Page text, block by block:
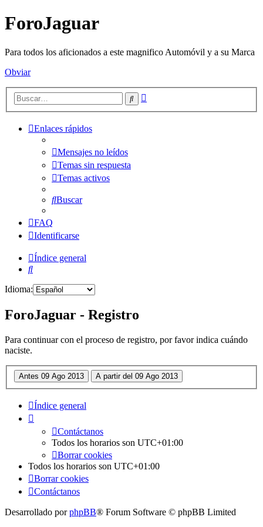
ForoJaguar
Para todos los aficionados a este magnifico Automóvil y a su Marca
Obviar
Buscar
Enlaces rápidos
Mensajes no leídos
Temas sin respuesta
Temas activos
Buscar
FAQ
Identificarse
Índice general
Buscar
Idioma:
ForoJaguar - Registro
Para continuar con el proceso de registro, por favor indica cuándo
naciste.
Índice general
Contáctanos
Todos los horarios son UTC+01:00
Borrar cookies
Todos los horarios son UTC+01:00
Borrar cookies
Contáctanos
Desarrollado porphpBB® Forum Software © phpBB Limited